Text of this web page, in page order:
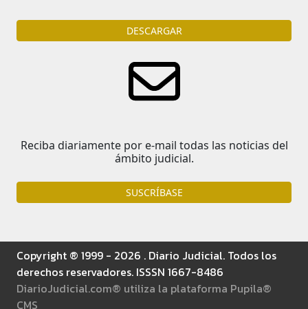
DESCARGAR
Reciba diariamente por e-mail todas las noticias del
ámbito judicial.
SUSCRÍBASE
Copyright ® 1999 - 2026 . Diario Judicial. Todos los
derechos reservadores. ISSSN 1667-8486
DiarioJudicial.com® utiliza la plataforma Pupila®
CMS